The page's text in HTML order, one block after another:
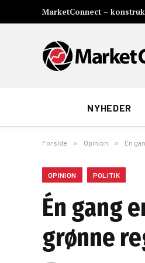
MarketConnect –
NYHEDER
Forside » Opinion » Én
OPINION POLITIK
Én gang
grønne